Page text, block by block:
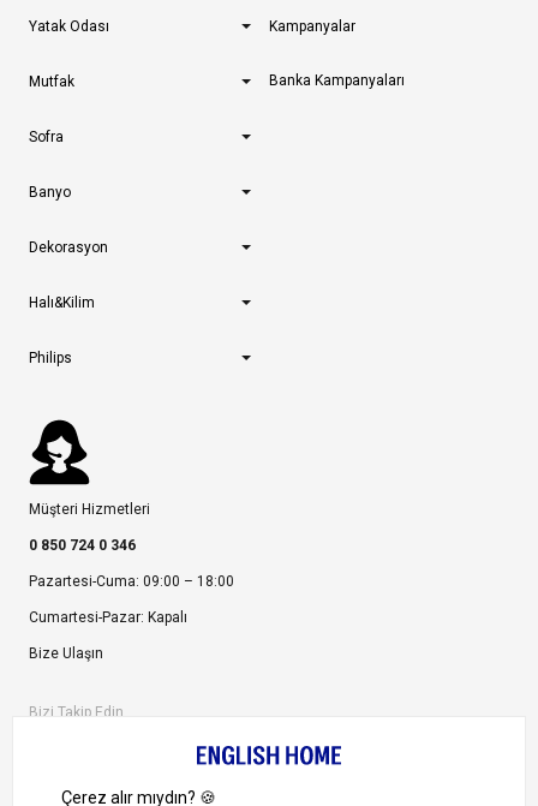
Yatak Odası
Mutfak
Sofra
Banyo
Dekorasyon
Halı&Kilim
Philips
Kampanyalar
Banka Kampanyaları
Müşteri Hizmetleri
0 850 724 0 346
Pazartesi-Cuma: 09:00 – 18:00
Cumartesi-Pazar: Kapalı
Bize Ulaşın
Bizi Takip Edin